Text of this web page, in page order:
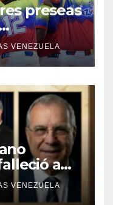
preseas
el
2026
VENEZUELA
a
VENEZUELA